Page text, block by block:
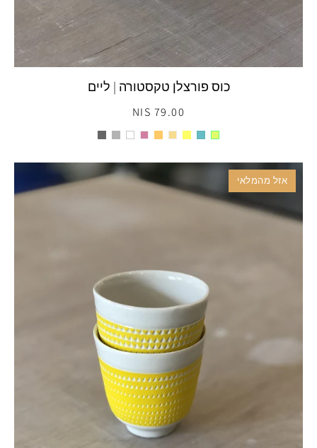
79.00 NIS
כוס פורצלן טקסטורה | ליים
אזל מהמלאי